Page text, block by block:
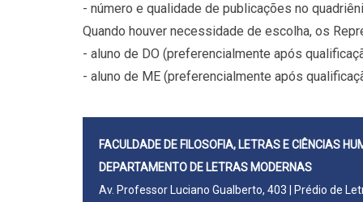
- número e qualidade de publicações no
Quando houver necessidade de escolha, os
- aluno de DO (preferencialmente após
- aluno de ME (preferencialmente após
FACULDADE DE FILOSOFIA, LETRAS E CIÊNCIAS
DEPARTAMENTO DE LETRAS MODERNAS
Av. Professor Luciano Gualberto, 403 | Prédio de